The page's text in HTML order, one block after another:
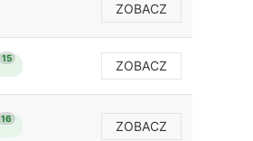
ZOBACZ
15 ZOBACZ
16 ZOBACZ